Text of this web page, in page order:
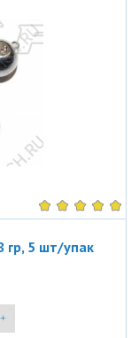
гр, 5 шт/упак